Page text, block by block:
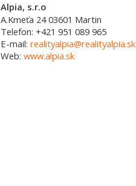
Alpia, s.r.o
A.Kmeťa 24 03601 Martin
Telefon: +421 951 089 965
E-mail: realityalpia@realityalpia.sk
Web: www.alpia.sk